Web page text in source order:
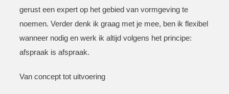
gerust een expert op het gebied van vormgeving te
noemen. Verder denk ik graag met je mee, ben ik flexibel
wanneer nodig en werk ik altijd volgens het principe:
afspraak is afspraak.
Van concept tot uitvoering